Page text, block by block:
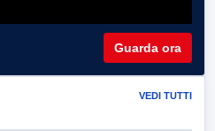
Guarda ora
VEDI TUTTI